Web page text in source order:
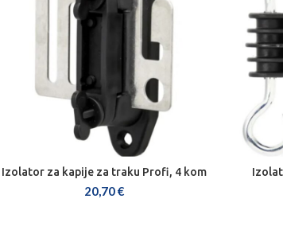
DODAJ U KOŠARICU
Izolator za kapije za traku Profi, 4 kom
20,70€